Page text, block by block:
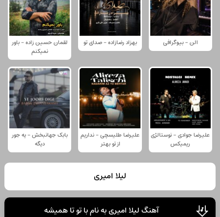
الن - بیوگرافی بهزاد رضازاده - صدای تو
لقمان حسین زاده - باور
نمیکنم
علیرضا جوادی - نوستالژی
ریمیکس
علیرضا طلیسچی - نداریم
از تو بهتر
بابک جهانبخش - یه جور
دیگه
لیلا امیری
آهنگ لیلا امیری به نام با تو تا همیشه